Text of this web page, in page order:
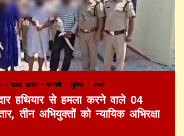
खास खबर चमोली पुलिस राज्य
हथियार से हमला करने वाले 04
तीन अभियुक्तों को न्यायिक अभिरक्षा